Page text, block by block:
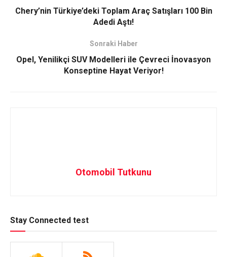
Chery’nin Türkiye’deki Toplam Araç Satışları 100 Bin
Adedi Aştı!
Sonraki Haber
Opel, Yenilikçi SUV Modelleri ile Çevreci İnovasyon
Konseptine Hayat Veriyor!
Otomobil Tutkunu
Stay Connected test